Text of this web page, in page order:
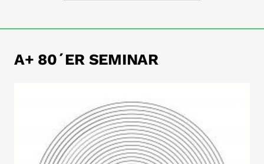
A+ 80´ER SEMINAR